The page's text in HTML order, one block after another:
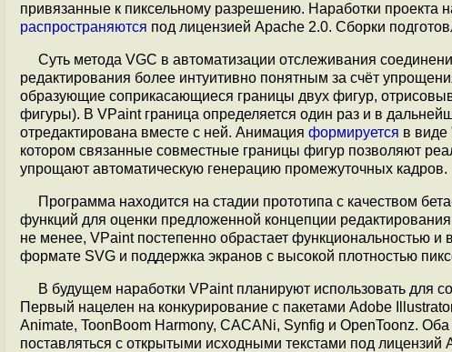
привязанные к пиксельному разрешению. Наработки проекта
распространяются под лицензией Apache 2.0. Сборки
Суть метода VGC в автоматизации отслеживания
редактирования более интуитивно понятным за счёт
образующие соприкасающиеся границы двух фигур,
фигуры). В VPaint граница определяется один раз и в
отредактирована вместе с ней. Анимация формируется в виде
котором связанные совместные границы фигур позволяют
упрощают автоматическую генерацию промежуточных кадров.
Программа находится на стадии прототипа с качеством
функций для оценки предложенной концепции
не менее, VPaint постепенно обрастает функциональностью
формате SVG и поддержка экранов с высокой плотностью
В будущем наработки VPaint планируют использовать для
Первый нацелен на конкурирование с пакетами Adobe
Animate, ToonBoom Harmony, CACANi, Synfig и OpenToonz.
поставляться с открытыми исходными текстами под